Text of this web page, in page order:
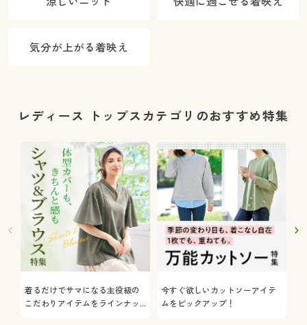
気分が上がる着映え
レディース トップスカテゴリのおすすめ特集
着るだけでサマになる主役級の
こだわりアイテムをラインナッ
今すぐ欲しいカットソーアイテ
ムをピックアップ！